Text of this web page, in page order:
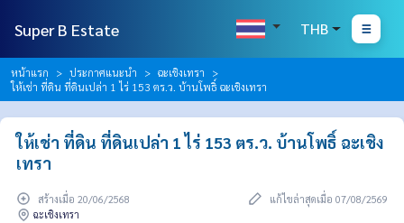
Super B Estate THB
หน้าแรก ประกาศแนะนำ
ฉะเชิงเทรา
ให้เช่า ที่ดิน ที่ดินเปล่า 1 ไร่ 153 ตร.ว. บ้านโพธิ์ ฉะเชิงเทรา
ให้เช่า ที่ดิน ที่ดินเปล่า 1 ไร่ 153 ตร.ว. บ้านโพธิ์ ฉะเชิง
เทรา
สร้างเมื่อ 20/06/2568
แก้ไขล่าสุดเมื่อ 07/08/2569
ฉะเชิงเทรา